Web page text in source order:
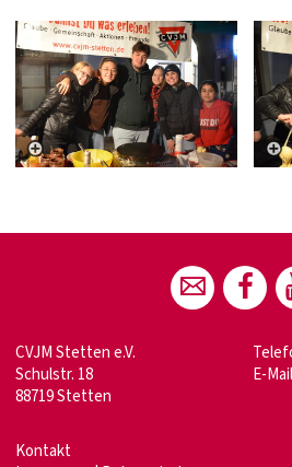
CVJM Stetten e.V.
Schulstr. 18
88719 Stetten
E-
Kontakt